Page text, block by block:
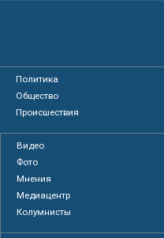
Политика
Общество
Происшествия
Видео
Фото
Мнения
Медиацентр
Колумнисты